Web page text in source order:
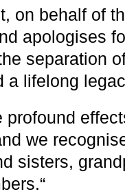
on behalf of
apologises
separation
a lifelong
profound
we
sisters,